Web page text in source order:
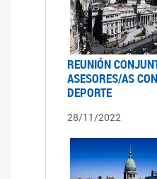
REUNIÓN
ASESORES/AS
DEPORTE
28/11/2022